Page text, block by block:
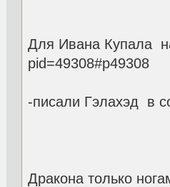
Для Ивана Купала
pid=49308#p49308
-писали Гэлахэд в
Дракона только